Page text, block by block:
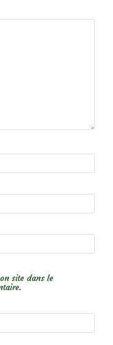
site dans le